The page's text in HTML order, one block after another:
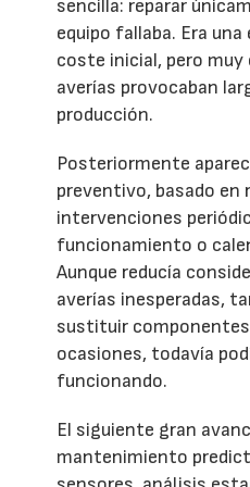
sencilla: reparar
equipo fallaba. Era
coste inicial, pero muy
averías provocaban
producción.
Posteriormente
preventivo, basado en
intervenciones
funcionamiento o
Aunque reducía
averías inesperadas,
sustituir componentes
ocasiones, todavía
funcionando.
El siguiente gran
mantenimiento